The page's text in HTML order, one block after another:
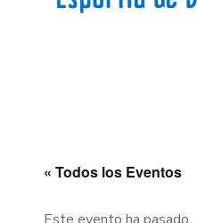
« Todos los Eventos